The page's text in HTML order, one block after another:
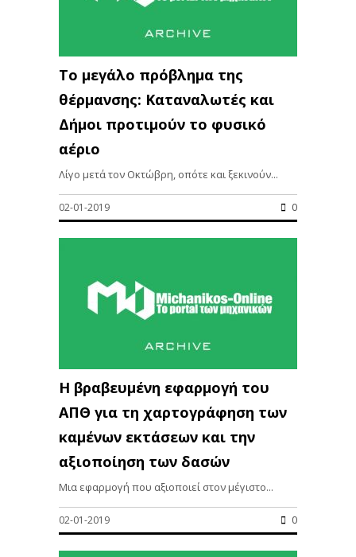
Το μεγάλο πρόβλημα της
θέρμανσης: Καταναλωτές και
Δήμοι προτιμούν το φυσικό
αέριο
Λίγο μετά τον Οκτώβρη, οπότε και ξεκινούν...
02-01-2019 0
Η βραβευμένη εφαρμογή του
ΑΠΘ για τη χαρτογράφηση των
καμένων εκτάσεων και την
αξιοποίηση των δασών
Μια εφαρμογή που αξιοποιεί στον μέγιστο...
02-01-2019 0